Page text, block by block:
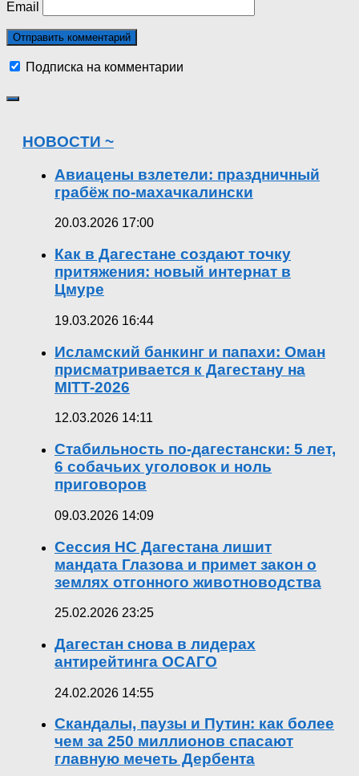
Email
Подписка на комментарии
НОВОСТИ ~
Авиацены взлетели: праздничный
грабёж по-махачкалински
20.03.2026 17:00
Как в Дагестане создают точку
притяжения: новый интернат в
Цмуре
19.03.2026 16:44
Исламский банкинг и папахи: Оман
присматривается к Дагестану на
MITT-2026
12.03.2026 14:11
Стабильность по-дагестански: 5 лет,
6 собачьих уголовок и ноль
приговоров
09.03.2026 14:09
Сессия НС Дагестана лишит
мандата Глазова и примет закон о
землях отгонного животноводства
25.02.2026 23:25
Дагестан снова в лидерах
антирейтинга ОСАГО
24.02.2026 14:55
Скандалы, паузы и Путин: как более
чем за 250 миллионов спасают
главную мечеть Дербента